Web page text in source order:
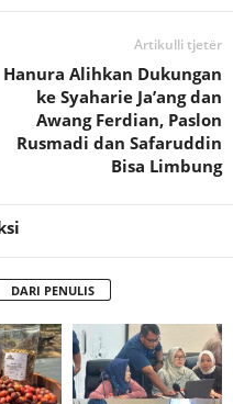
Artikulli tjetër
Hanura Alihkan Dukungan
ke Syaharie Ja’ang dan
Awang Ferdian, Paslon
Rusmadi dan Safaruddin
Bisa Limbung
DARI PENULIS